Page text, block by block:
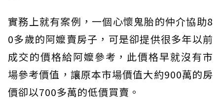
實務上就有案例，一個心懷鬼胎的仲介協助8
0多歲的阿嬤賣房子，可是卻提供很多年以前
成交的價格給阿嬤參考，此價格早就沒有市
場參考價值，讓原本市場價值大約900萬的房
價卻以700多萬的低價買賣。